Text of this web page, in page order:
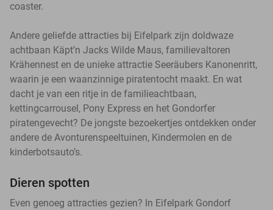
coaster.
Andere geliefde attracties bij Eifelpark zijn doldwaze
achtbaan Käpt’n Jacks Wilde Maus, familievaltoren
Krähennest en de unieke attractie Seeräubers Kanonenritt,
waarin je een waanzinnige piratentocht maakt. En wat
dacht je van een ritje in de familieachtbaan,
kettingcarrousel, Pony Express en het Gondorfer
piratengevecht? De jongste bezoekertjes ontdekken onder
andere de Avonturenspeeltuinen, Kindermolen en de
kinderbotsauto’s.
Dieren spotten
Even genoeg attracties gezien? In Eifelpark Gondorf